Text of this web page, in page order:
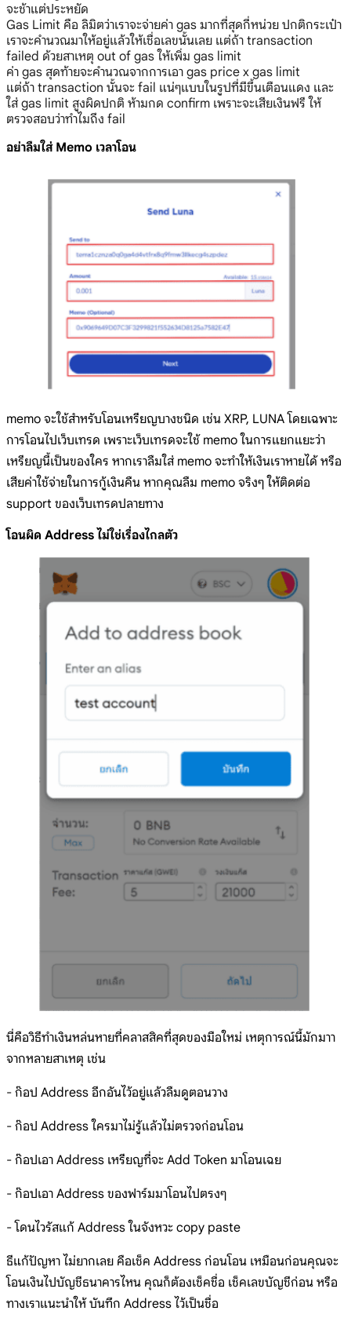
จะช้าแต่ประหยัด
Gas Limit คือ ลิมิตว่าเราจะจ่ายค่า gas มากที่สุดกี่หน่วย ปกติกระเป๋า
เราจะคำนวณมาให้อยู่แล้วให้เชื่อเลขนั้นเลย แต่ถ้า transaction
failed ด้วยสาเหตุ out of gas ให้เพิ่ม gas limit
ค่า gas สุดท้ายจะคำนวณจากการเอา gas price x gas limit
แต่ถ้า transaction นั้นจะ fail แน่ๆแบบในรูปที่มีขึ้นเตือนแดง และ
ใส่ gas limit สูงผิดปกติ ห้ามกด confirm เพราะจะเสียเงินฟรี ให้
ตรวจสอบว่าทำไมถึง fail
อย่าลืมใส่ Memo เวลาโอน
memo จะใช้สำหรับโอนเหรียญบางชนิด เช่น XRP, LUNA โดยเฉพาะ
การโอนไปเว็บเทรด เพราะเว็บเทรดจะใช้ memo ในการแยกแยะว่า
เหรียญนี้เป็นของใคร หากเราลืมใส่ memo จะทำให้เงินเราหายได้ หรือ
เสียค่าใช้จ่ายในการกู้เงินคืน หากคุณลืม memo จริงๆ ให้ติดต่อ
support ของเว็บเทรดปลายทาง
โอนผิด Address ไม่ใช่เรื่องไกลตัว
นี่คือวิธีทำเงินหล่นหายที่คลาสสิคที่สุดของมือใหม่ เหตุการณ์นี้มักมาา
จากหลายสาเหตุ เช่น
- ก๊อป Address อีกอันไว้อยู่แล้วลืมดูตอนวาง
- ก๊อป Address ใครมาไม่รู้แล้วไม่ตรวจก่อนโอน
- ก๊อปเอา Address เหรียญที่จะ Add Token มาโอนเฉย
- ก๊อปเอา Address ของฟาร์มมาโอนไปตรงๆ
- โดนไวรัสแก้ Address ในจังหวะ copy paste
ธีแก้ปัญหา ไม่ยากเลย คือเช็ค Address ก่อนโอน เหมือนก่อนคุณจะ
โอนเงินไปบัญชีธนาคารไหน คุณก็ต้องเช็คชื่อ เช็คเลขบัญชีก่อน หรือ
ทางเราแนะนำให้ บันทึก Address ไว้เป็นชื่อ